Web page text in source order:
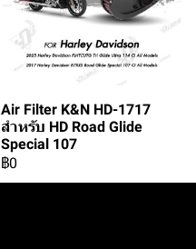
Air Filter K&N HD-1717
สำหรับ HD Road Glide
Special 107
฿0